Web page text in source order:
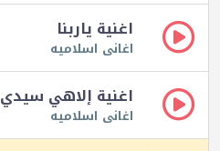
اغنية ياربنا
اغانى اسلاميه
اغنية إلاهي سيدي
اغانى اسلاميه